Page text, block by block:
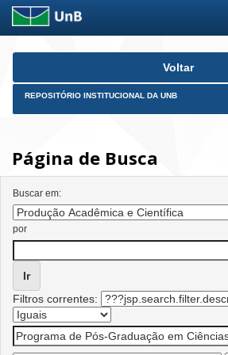
Skip
Voltar
REPOSITÓRIO INSTITUCIONAL DA UNB
Página de Busca
Buscar em:
por
Filtros correntes: